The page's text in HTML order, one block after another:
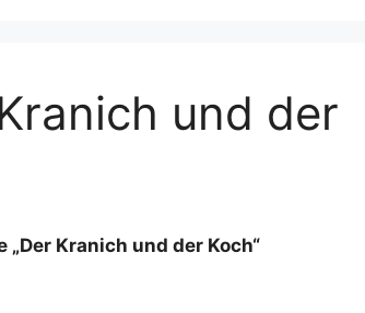
und der
Kranich und der Koch“